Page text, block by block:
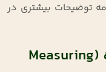
توضیحات بیشتری در
قاشق اندازه‌گیری قهوه (Measuring